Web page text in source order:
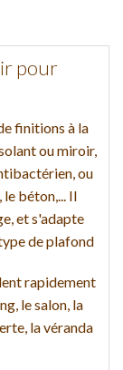
pour
finitions à la
ou miroir,
ou
béton,... Il
et s'adapte
de plafond
rapidement
le salon, la
la véranda